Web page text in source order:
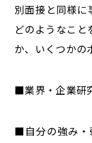
別面接と同様に
どのようなこ
か、いくつかの
■業界・企業研
■自分の強み・